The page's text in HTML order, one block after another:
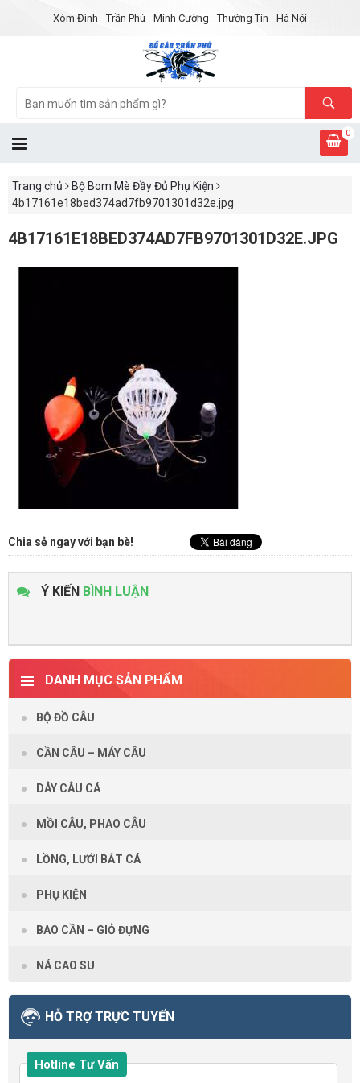
Xóm Đình - Trần Phú - Minh Cường - Thường Tín - Hà Nội
0
Trang chủ
Bộ Bom Mè Đầy Đủ Phụ Kiện
4b17161e18bed374ad7fb9701301d32e.jpg
4B17161E18BED374AD7FB9701301D32E.JPG
Chia sẻ ngay với bạn bè!
Ý KIẾN BÌNH LUẬN
DANH MỤC SẢN PHẨM
BỘ ĐỒ CÂU
CẦN CÂU – MÁY CÂU
DÂY CÂU CÁ
MỒI CÂU, PHAO CÂU
LỒNG, LƯỚI BẮT CÁ
PHỤ KIỆN
BAO CẦN – GIỎ ĐỰNG
NÁ CAO SU
HỖ TRỢ TRỰC TUYẾN
Hotline Tư Vấn